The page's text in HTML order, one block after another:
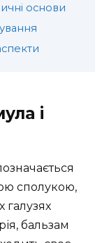
основи
і
сполукою,
галузях
бальзам